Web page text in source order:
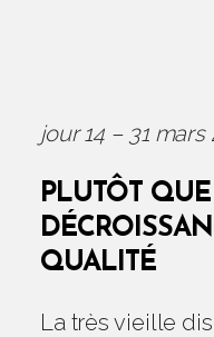
jour 14 – 31 mars
PLUTÔT
QUALITÉ
La très vieille